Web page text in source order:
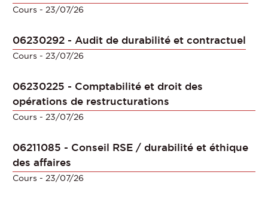
Cours - 23/07/26
06230292 - Audit de durabilité et contractuel
Cours - 23/07/26
06230225 - Comptabilité et droit des
opérations de restructurations
Cours - 23/07/26
06211085 - Conseil RSE / durabilité et éthique
des affaires
Cours - 23/07/26